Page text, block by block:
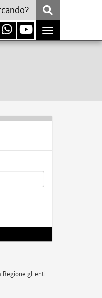
Toggle
navigation
Regione gli enti